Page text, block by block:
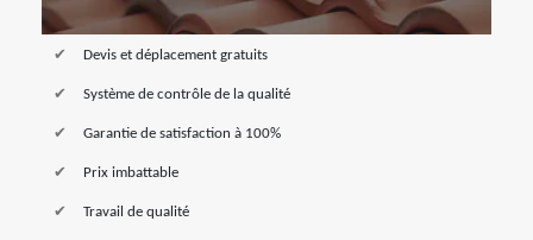
Devis et déplacement gratuits
Système de contrôle de la qualité
Garantie de satisfaction à 100%
Prix imbattable
Travail de qualité